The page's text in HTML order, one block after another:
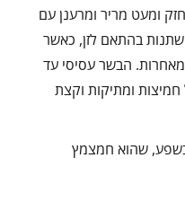
ומעט מריר ומרענן עם
בהתאם לזן, כאשר
מאחרות. הבשר עסיסי עד
ומתיקות וקצת
בשפע, שהוא חמצמץ